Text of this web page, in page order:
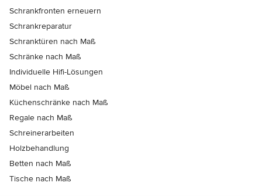
Schrankfronten erneuern
Schrankreparatur
Schranktüren nach Maß
Schränke nach Maß
Individuelle Hifi-Lösungen
Möbel nach Maß
Küchenschränke nach Maß
Regale nach Maß
Schreinerarbeiten
Holzbehandlung
Betten nach Maß
Tische nach Maß